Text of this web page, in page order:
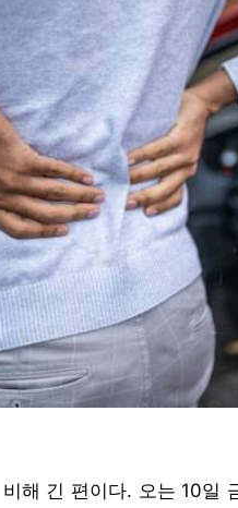
해 긴 편이다. 오는 10일